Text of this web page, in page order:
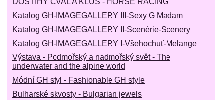
DOSTIHY CVAL A KLUS - HORSE RACING
Katalog GH-IMAGEGALLERY III-Sexy G Madam
Katalog GH-IMAGEGALLERY II-Scenérie-Scenery
Katalog GH-IMAGEGALLERY I-Všehochuť-Melange
Výstava - Podmořský a nadmořský svět - The
underwater and the alpine world
Módní GH styl - Fashionable GH style
Bulharské skvosty - Bulgarian jewels